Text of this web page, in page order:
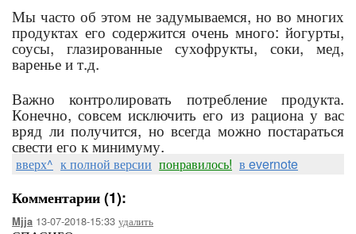
Мы часто об этом не задумываемся, но во многих
продуктах его содержится очень много: йогурты,
соусы, глазированные сухофрукты, соки, мед,
варенье и т.д.
Важно контролировать потребление продукта.
Конечно, совсем исключить его из рациона у вас
вряд ли получится, но всегда можно постараться
свести его к минимуму.
вверх^ к полной версии понравилось! в evernote
Комментарии (1):
Mjja 13-07-2018-15:33 удалить